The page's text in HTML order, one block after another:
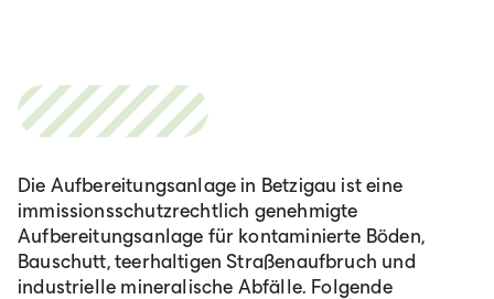
Die Aufbereitungsanlage in Betzigau ist eine
immissionsschutzrechtlich genehmigte
Aufbereitungsanlage für kontaminierte Böden,
Bauschutt, teerhaltigen Straßenaufbruch und
industrielle mineralische Abfälle. Folgende
Lb. română